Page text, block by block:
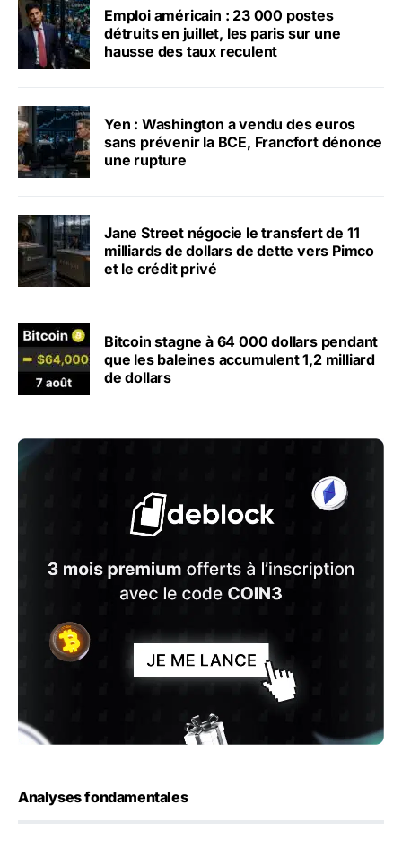
Emploi américain : 23 000 postes
détruits en juillet, les paris sur une
hausse des taux reculent
Yen : Washington a vendu des euros
sans prévenir la BCE, Francfort dénonce
une rupture
Jane Street négocie le transfert de 11
milliards de dollars de dette vers Pimco
et le crédit privé
Bitcoin stagne à 64 000 dollars pendant
que les baleines accumulent 1,2 milliard
de dollars
Analyses fondamentales